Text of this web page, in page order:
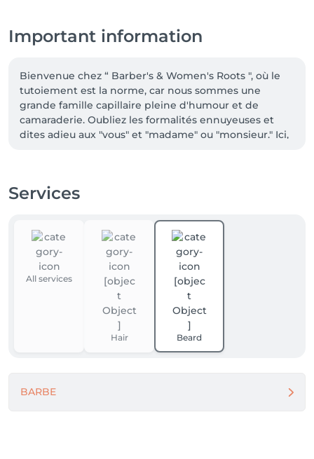
Important information
Bienvenue chez “ Barber's & Women's Roots ", où le
tutoiement est la norme, car nous sommes une
grande famille capillaire pleine d'humour et de
camaraderie. Oubliez les formalités ennuyeuses et
dites adieu aux "vous" et "madame" ou "monsieur." Ici,
détends-toi, et prépare-toi à vivre une expérience
des cheveux incroyables en prime !
"Chez Barber's Roots, on adore les nouveaux clients,
mais pour réserver votre place, c'est en ligne que ça
se passe ! On vous promet, notre site web ne mord
pas, il vous attend avec impatience." 😄💻💈
Services
All services
Hair Beard
BARBE